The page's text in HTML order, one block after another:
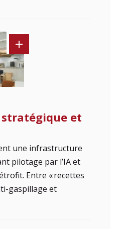
stratégique et
une infrastructure
pilotage par l’IA et
Entre « recettes
gaspillage et